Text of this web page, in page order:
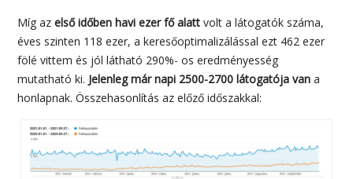
Míg azelső időben havi ezer fő alatt volt a látogatók száma,
éves szinten 118 ezer, a keresőoptimalizálással ezt 462 ezer
fölé vittem és jól látható 290%- os eredményesség
mutatható ki. Jelenleg már napi 2500-2700 látogatója van a
honlapnak. Összehasonlítás az előző időszakkal: